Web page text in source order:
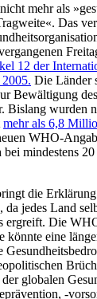
mehr als
Das
12 der
. Die Länder
Bewältigung
Bislang wurden
mehr als 6,8
WHO-
bei mindestens
die
jedes Land
ergreift. Die
könnte eine
globalen
-